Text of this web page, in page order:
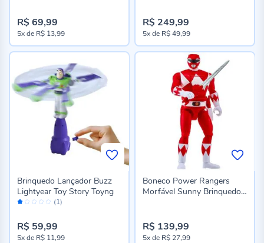
R$ 69,99
5xde R$ 13,99
R$ 249,99
5xde R$ 49,99
Avaliação: (1)
Brinquedo Lançador Buzz
Lightyear Toy Story Toyng
R$ 59,99
5xde R$ 11,99
Boneco Power Rangers
Morfável Sunny Brinquedos
R$ 139,99
5xde R$ 27,99